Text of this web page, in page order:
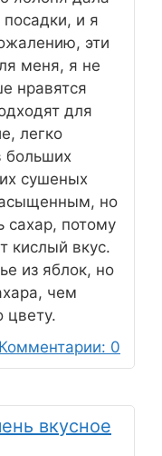
и я
эти
меня, я не
нравятся
для
легко
больших
сушеных
но
сахар, потому
кислый вкус.
из яблок, но
чем
цвету.
Комментарии: 0
вкусное